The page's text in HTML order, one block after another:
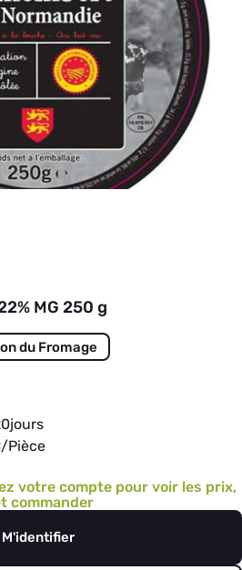
MG 250 g
du Fromage
jours
/Pièce
votre compte pour voir les prix,
commander
M'identifier